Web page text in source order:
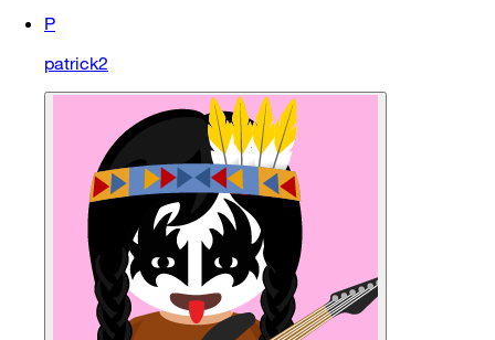
P
patrick2